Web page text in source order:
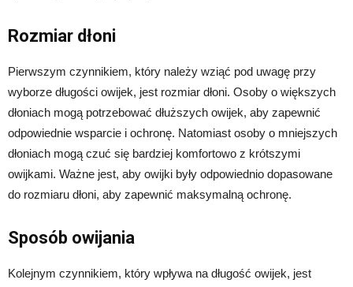
Rozmiar dłoni
Pierwszym czynnikiem, który należy wziąć pod uwagę przy
wyborze długości owijek, jest rozmiar dłoni. Osoby o większych
dłoniach mogą potrzebować dłuższych owijek, aby zapewnić
odpowiednie wsparcie i ochronę. Natomiast osoby o mniejszych
dłoniach mogą czuć się bardziej komfortowo z krótszymi
owijkami. Ważne jest, aby owijki były odpowiednio dopasowane
do rozmiaru dłoni, aby zapewnić maksymalną ochronę.
Sposób owijania
Kolejnym czynnikiem, który wpływa na długość owijek, jest